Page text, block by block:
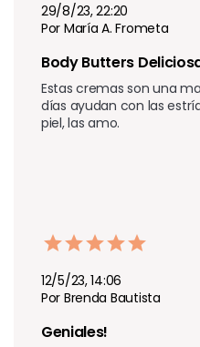
29/8/23, 22:20
Por María A. Frometa
Body Butters
Estas cremas son una
días ayudan con las
piel, las amo.
12/5/23, 14:06
Por Brenda Bautista
Geniales!